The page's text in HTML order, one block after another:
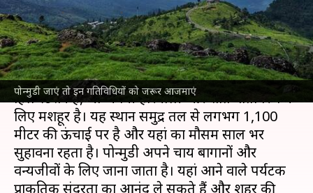
पोन्मुडी जाएं तो इन गतिविधियों को जरूर आजमाएं
लेखन अंजली Jan 17, 2025 09:57 pm
क्या है खबर?
केरलके तिरुवनंतपुरम जिले में स्थित पोन्मुडी एक खूबसूरत
हिल स्टेशन है, जो अपनी हरियाली और शांत वातावरण के
लिए मशहूर है। यह स्थान समुद्र तल से लगभग 1,100
मीटर की ऊंचाई पर है और यहां का मौसम साल भर
सुहावना रहता है। पोन्मुडी अपने चाय बागानों और
वन्यजीवों के लिए जाना जाता है। यहां आने वाले पर्यटक
प्राकृतिक सुंदरता का आनंद ले सकते हैं और शहर की